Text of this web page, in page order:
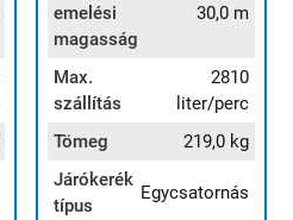
emelési
magasság
30,0 m
Max.
szállítás
2810
liter/perc
Tömeg
219,0 kg
Járókerék
típus
Egycsatornás